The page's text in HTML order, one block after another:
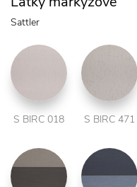
Sattler
S BIRC 018 S BIRC 471